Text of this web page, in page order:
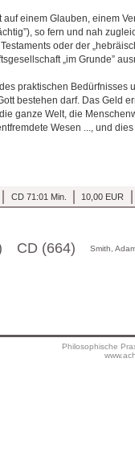
einem Glauben, einem
so fern und nah
oder der
„im Grunde”
praktischen Bedürfnisses
bestehen darf. Das Geld
ganze Welt, die
Wesen ..., und
10,00 EUR
CD 71:01 Min.
CD (664) Smith,
Philosophische